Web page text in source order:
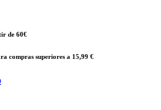
de 60€
compras superiores a 15,99 €